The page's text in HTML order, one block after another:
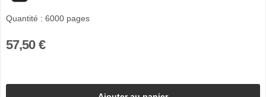
Quantité : 6000 pages
57,50 €